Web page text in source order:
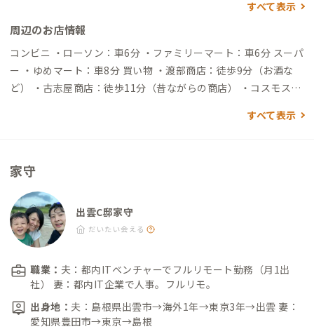
すべて表示
周辺のお店情報
コンビニ ・ローソン：車6分 ・ファミリーマート：車6分 スーパ
ー ・ゆめマート：車8分 買い物 ・渡部商店：徒歩9分（お酒な
ど） ・古志屋商店：徒歩11分（昔ながらの商店） ・コスモス神
4分（定食） ・やぎさんカフェ：車4分（軽食やスイーツ） ・パ
すべて表示
家守
出雲C邸家守
だいたい会える
職業： 夫：都内ITベンチャーでフルリモート勤務（月1出
社） 妻：都内IT企業で人事。フルリモ。
出身地： 夫：島根県出雲市→海外1年→東京3年→出雲 妻：
愛知県豊田市→東京→島根